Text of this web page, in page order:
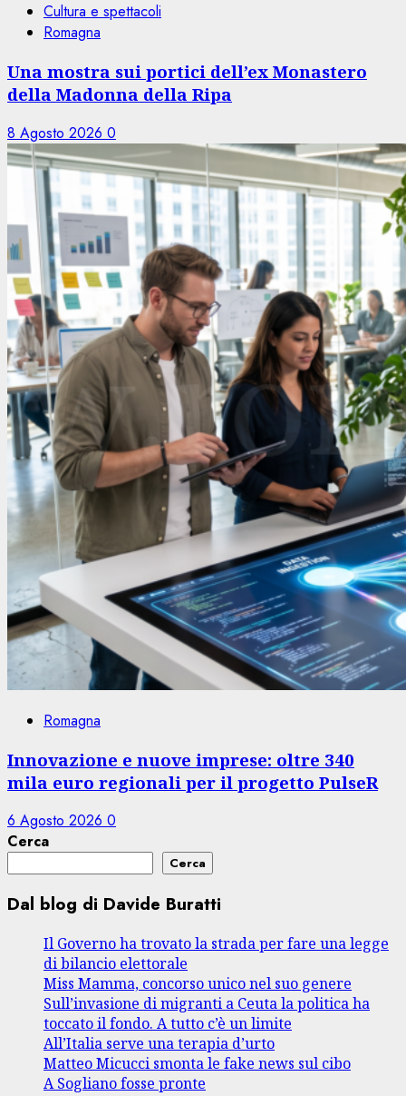
Cultura e spettacoli
Romagna
Una mostra sui portici dell’ex Monastero
della Madonna della Ripa
8 Agosto 2026 0
Romagna
Innovazione e nuove imprese: oltre 340
mila euro regionali per il progetto PulseR
6 Agosto 2026 0
Cerca
Cerca
Dal blog di Davide Buratti
Il Governo ha trovato la strada per fare una legge
di bilancio elettorale
Miss Mamma, concorso unico nel suo genere
Sull’invasione di migranti a Ceuta la politica ha
toccato il fondo. A tutto c’è un limite
All’Italia serve una terapia d’urto
Matteo Micucci smonta le fake news sul cibo
A Sogliano fosse pronte